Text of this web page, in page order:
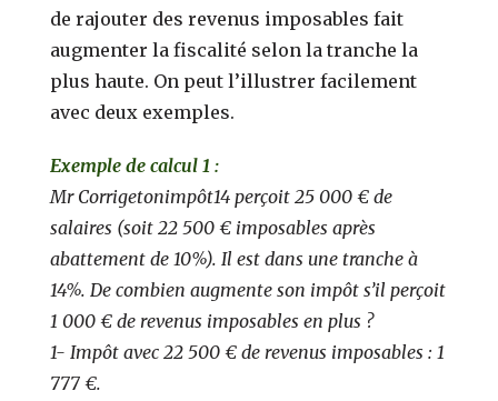
de rajouter des revenus imposables fait
augmenter la fiscalité selon la tranche la
plus haute. On peut l’illustrer facilement
avec deux exemples.
Exemple de calcul 1 :
Mr Corrigetonimpôt14 perçoit 25 000 € de
salaires (soit 22 500 € imposables après
abattement de 10%). Il est dans une tranche à
14%. De combien augmente son impôt s’il perçoit
1 000 € de revenus imposables en plus ?
1- Impôt avec 22 500 € de revenus imposables : 1
777 €.